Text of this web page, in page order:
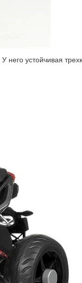
У него устойчивая